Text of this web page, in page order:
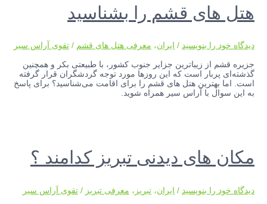
هتل های قشم را بشناسید
دیدگاه‌ خود را بنویسید / ایران، معرفی هتل های قشم /تقوی آراس سیر
جزیره قشم از زیباترین جزایر جنوب کشور، با طبیعتی بکر و همچنین
گذشته‌ای پربار است که این روزها مورد توجه گردشگران قرار گرفته
است. اما بهترین هتل های قشم را برای اقامت می‌شناسید؟ برای پاسخ
به این سوال با آراس سیر همراه شوید.
مکان های دیدنی تبریز کدامند ؟
دیدگاه‌ خود را بنویسید / ایران،تبریز ، معرفی تبریز /تقوی آراس سیر